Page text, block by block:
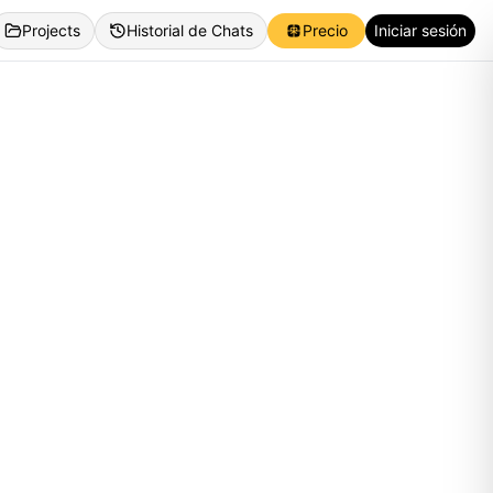
Projects Historial de Chats Precio Iniciar sesión